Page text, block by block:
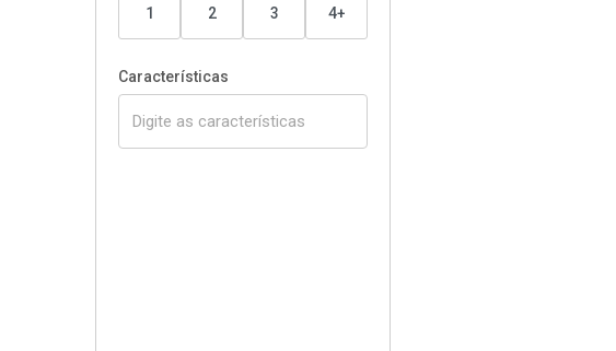
1 2 3 4+
Características